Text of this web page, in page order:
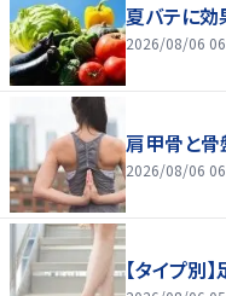
夏バテに
2026/08/06
肩甲骨と骨
2026/08/06
【タイプ別